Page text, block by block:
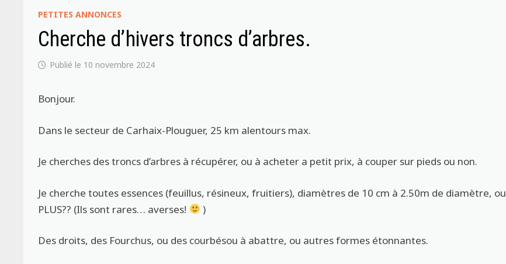
PETITES ANNONCES
Cherche d’hivers troncs d’arbres.
10 novembre 2024
Bonjour.
Dans le secteur de Carhaix-Plouguer, 25 km alentours max.
Je cherches des troncs d’arbres à récupérer, ou à acheter a petit prix, à couper sur pieds ou non.
Je cherche toutes essences (feuillus, résineux, fruitiers), diamètres de 10 cm à 2.50m de diamètre, ou
PLUS?? (Ils sont rares… averses!
)
Des droits, des Fourchus, ou des courbésou à abattre, ou autres formes étonnantes.